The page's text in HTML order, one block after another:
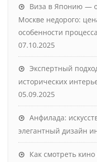
Виза в Японию —
Москве недорого:
особенности
07.10.2025
Экспертный
исторических
05.09.2025
Анфилада:
элегантный дизайн
Как смотреть